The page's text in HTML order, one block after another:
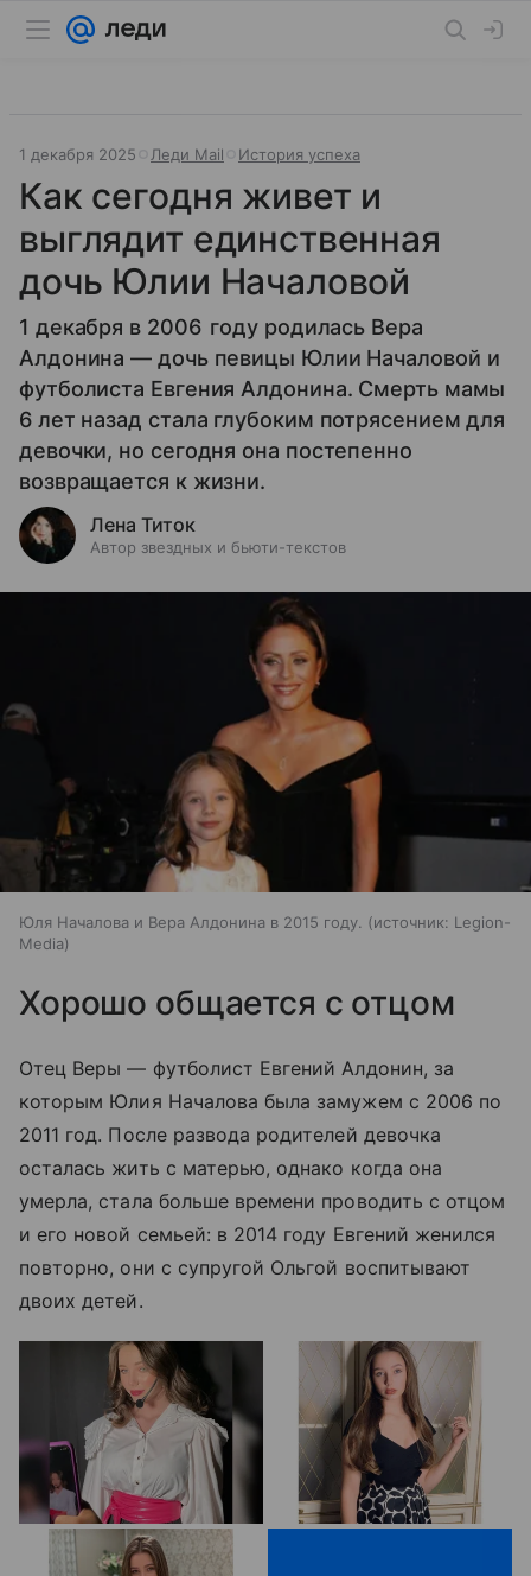
1 декабря 2025 Леди Mail История успеха
Как сегодня живет и
выглядит единственная
дочь Юлии Началовой
1 декабря в 2006 году родилась Вера
Алдонина — дочь певицы Юлии Началовой и
футболиста Евгения Алдонина. Смерть мамы
6 лет назад стала глубоким потрясением для
девочки, но сегодня она постепенно
возвращается к жизни.
Лена Титок
Автор звездных и бьюти-текстов
Юля Началова и Вера Алдонина в 2015 году. источник: Legion-
Media
Хорошо общается с отцом
Отец Веры — футболист Евгений Алдонин, за
которым Юлия Началова была замужем с 2006 по
2011 год. После развода родителей девочка
осталась жить с матерью, однако когда она
умерла, стала больше времени проводить с отцом
и его новой семьей: в 2014 году Евгений женился
повторно, они с супругой Ольгой воспитывают
двоих детей.